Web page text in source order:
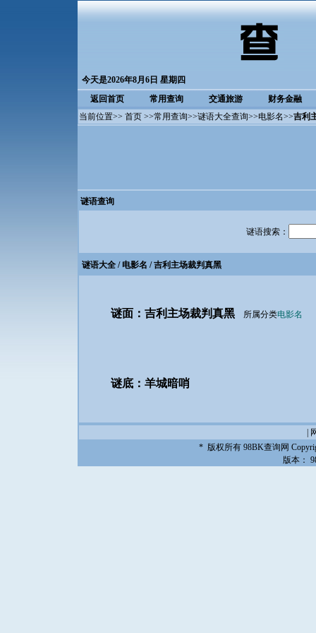
今天是2026年8月6日 星期四
返回首页
常用查询 交通旅游
财务金融
当前位置>> 首页 >>常用查询>>谜语大全查询>>电影名>>吉利
谜语查询
谜语搜索：
谜语大全 / 电影名 / 吉利主场裁判真黑
谜面：吉利主场裁判真黑所属分类电影名
谜底：羊城暗哨
* 版权所有 98BK查询网
版本：